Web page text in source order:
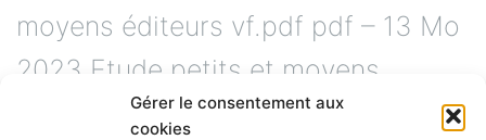
Gérer le consentement aux
cookies
moyens éditeurs vf.pdf pdf – 13 Mo
2023 Etude petits et moyens
éditeurs – Synthèse vf.pdf pdf –